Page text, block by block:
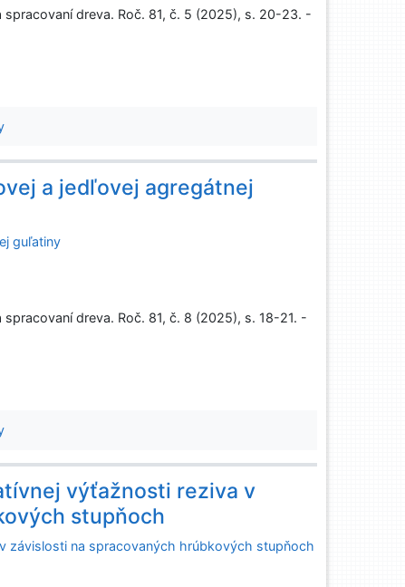
dreva. Roč. 81, č. 5 (2025), s. 20-23. -
a jedľovej agregátnej
guľatiny
dreva. Roč. 81, č. 8 (2025), s. 18-21. -
výťažnosti reziva v
stupňoch
závislosti na spracovaných hrúbkových stupňoch